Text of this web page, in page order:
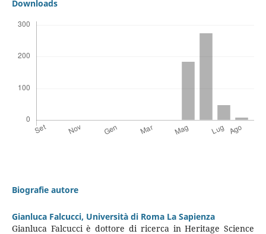
Downloads
Biografie autore
Gianluca Falcucci, Università di Roma La Sapienza
Gianluca Falcucci è dottore di ricerca in Heritage Science